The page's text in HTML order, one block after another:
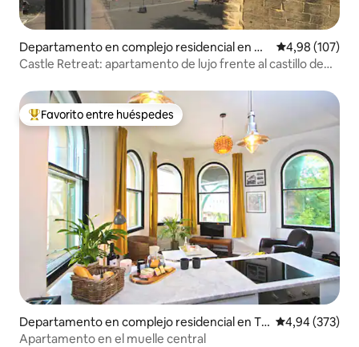
Departamento en complejo residencial en No
rthumberland
Calificación
4,98 (107)
Castle Retreat: apartamento de lujo frente al castillo de
Favorito entre los huéspedes más destacados
Favorito entre huéspedes
Departamento en complejo residencial en Ty
ne and Wear
Calificación
4,94 (373)
Apartamento en el muelle central